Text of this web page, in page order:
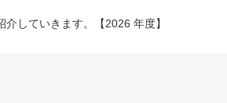
していきます。【2026 年度】